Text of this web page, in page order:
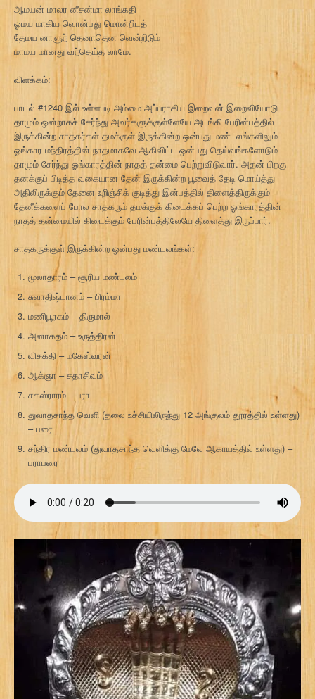
ஆமயன் மாலர னீசன்மா லாங்கதி
ஓமய மாகிய வொன்பது மொன்றிடத்
தேமய னாளுந் தெனாதென வென்றிடும்
மாமய மானது வந்தெய்த லாமே.
விளக்கம்:
பாடல் #1240 இல் உள்ளபடி அம்மை அப்பராகிய இறைவன் இறைவியோடு
தாமும் ஒன்றாகச் சேர்ந்து அவர்களுக்குள்ளேயே அடங்கி பேரின்பத்தில்
இருக்கின்ற சாதகர்கள் தமக்குள் இருக்கின்ற ஒன்பது மண்டலங்களிலும்
ஓங்கார மந்திரத்தின் நாதமாகவே ஆகிவிட்ட ஒன்பது தெய்வங்களோடும்
தாமும் சேர்ந்து ஓங்காரத்தின் நாதத் தன்மை பெற்றுவிடுவார். அதன் பிறகு
தனக்குப் பிடித்த வகையான தேன் இருக்கின்ற பூவைத் தேடி மொய்த்து
அதிலிருக்கும் தேனை உறிஞ்சிக் குடித்து இன்பத்தில் திளைத்திருக்கும்
தேனீக்களைப் போல சாதகரும் தமக்குக் கிடைக்கப் பெற்ற ஓங்காரத்தின்
நாதத் தன்மையில் கிடைக்கும் பேரின்பத்திலேயே திளைத்து இருப்பார்.
சாதகருக்குள் இருக்கின்ற ஒன்பது மண்டலங்கள்:
மூலாதாரம் – சூரிய மண்டலம்
சுவாதிஷ்டானம் – பிரம்மா
மணிபூரகம் – திருமால்
அனாகதம் – உருத்திரன்
விசுக்தி – மகேஸ்வரன்
ஆக்ஞா – சதாசிவம்
சகஸ்ராரம் – பரா
துவாதசாந்த வெளி (தலை உச்சியிலிருந்து 12 அங்குலம் தூரத்தில் உள்ளது)
– பரை
சந்திர மண்டலம் (துவாதசாந்த வெளிக்கு மேலே ஆகாயத்தில் உள்ளது) –
பராபரை